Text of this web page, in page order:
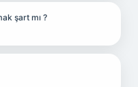
şart mı ?